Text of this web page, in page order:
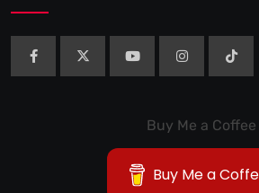
Buy Me a Coffee
Buy Me a